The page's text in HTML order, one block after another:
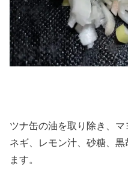
ツナ缶の油を取り除き、
ネギ、レモン汁、砂糖、
ます。